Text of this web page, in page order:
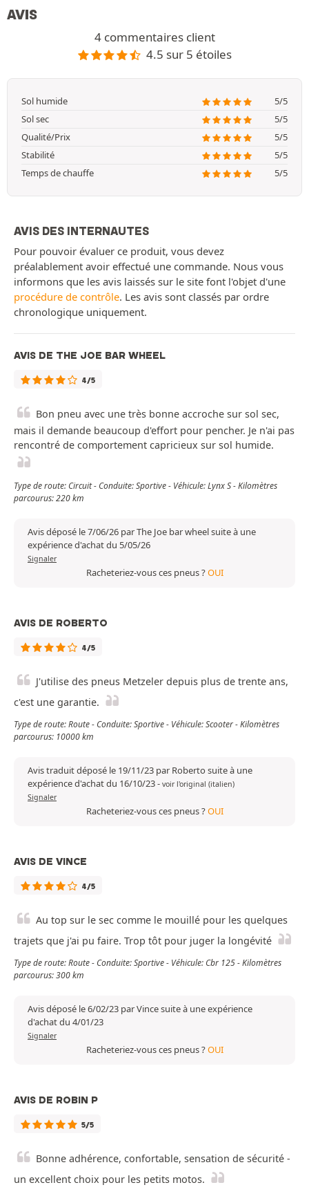
AVIS
4 commentaires client
4.5 sur 5 étoiles
Sol humide
5/5
Sol sec
5/5
Qualité/Prix
5/5
Stabilité
5/5
Temps de chauffe
5/5
AVIS DES INTERNAUTES
Pour pouvoir évaluer ce produit, vous devez
préalablement avoir effectué une commande. Nous vous
informons que les avis laissés sur le site font l'objet d'une
procédure de contrôle. Les avis sont classés par ordre
chronologique uniquement.
AVIS DE THE JOE BAR WHEEL
4/5
Bon pneu avec une très bonne accroche sur sol sec,
mais il demande beaucoup d'effort pour pencher. Je n'ai pas
rencontré de comportement capricieux sur sol humide.
Type de route: Circuit - Conduite: Sportive - Véhicule: Lynx S - Kilomètres
parcourus: 220 km
Avis déposé le 7/06/26 par The Joe bar wheel suite à une
expérience d'achat du 5/05/26
Signaler
Racheteriez-vous ces pneus ?OUI
AVIS DE ROBERTO
4/5
J'utilise des pneus Metzeler depuis plus de trente ans,
c'est une garantie.
Type de route: Route - Conduite: Sportive - Véhicule: Scooter - Kilomètres
parcourus: 10000 km
Avis traduit déposé le 19/11/23 par Roberto suite à une
expérience d'achat du 16/10/23- voir l'original (italien)
Signaler
Racheteriez-vous ces pneus ?OUI
AVIS DE VINCE
4/5
Au top sur le sec comme le mouillé pour les quelques
trajets que j'ai pu faire. Trop tôt pour juger la longévité
Type de route: Route - Conduite: Sportive - Véhicule: Cbr 125 - Kilomètres
parcourus: 300 km
Avis déposé le 6/02/23 par Vince suite à une expérience
d'achat du 4/01/23
Signaler
Racheteriez-vous ces pneus ?OUI
AVIS DE ROBIN P
5/5
Bonne adhérence, confortable, sensation de sécurité -
un excellent choix pour les petits motos.